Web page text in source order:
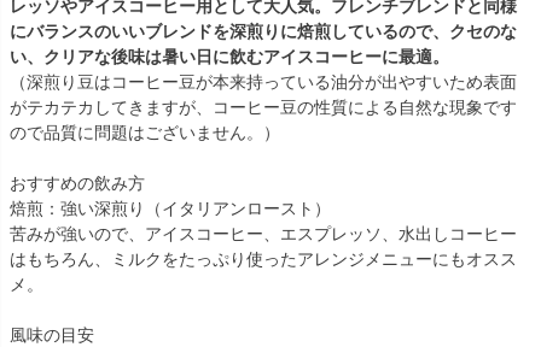
レッソやアイスコーヒー用として大人気。フレンチブレンドと同様
にバランスのいいブレンドを深煎りに焙煎しているので、クセのな
い、クリアな後味は暑い日に飲むアイスコーヒーに最適。
（深煎り豆はコーヒー豆が本来持っている油分が出やすいため表面
がテカテカしてきますが、コーヒー豆の性質による自然な現象です
ので品質に問題はございません。）
おすすめの飲み方
焙煎：強い深煎り（イタリアンロースト）
苦みが強いので、アイスコーヒー、エスプレッソ、水出しコーヒー
はもちろん、ミルクをたっぷり使ったアレンジメニューにもオスス
メ。
風味の目安